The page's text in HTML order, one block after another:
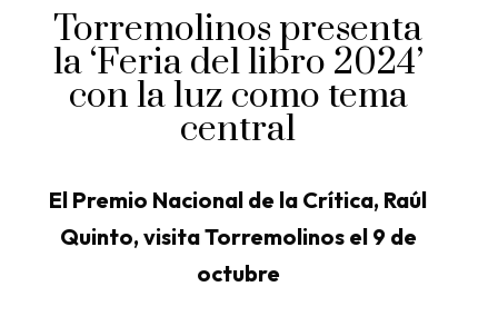
Torremolinos presenta
la ‘Feria del libro 2024’
con la luz como tema
central
El Premio Nacional de la Crítica, Raúl
Quinto, visita Torremolinos el 9 de
octubre